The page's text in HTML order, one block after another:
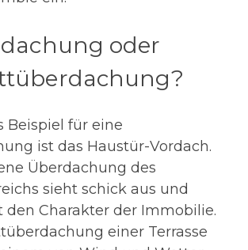
oder
Beispiel für eine
ist das Haustür-Vordach.
Überdachung des
sieht schick aus und
den Charakter der Immobilie.
einer Terrasse